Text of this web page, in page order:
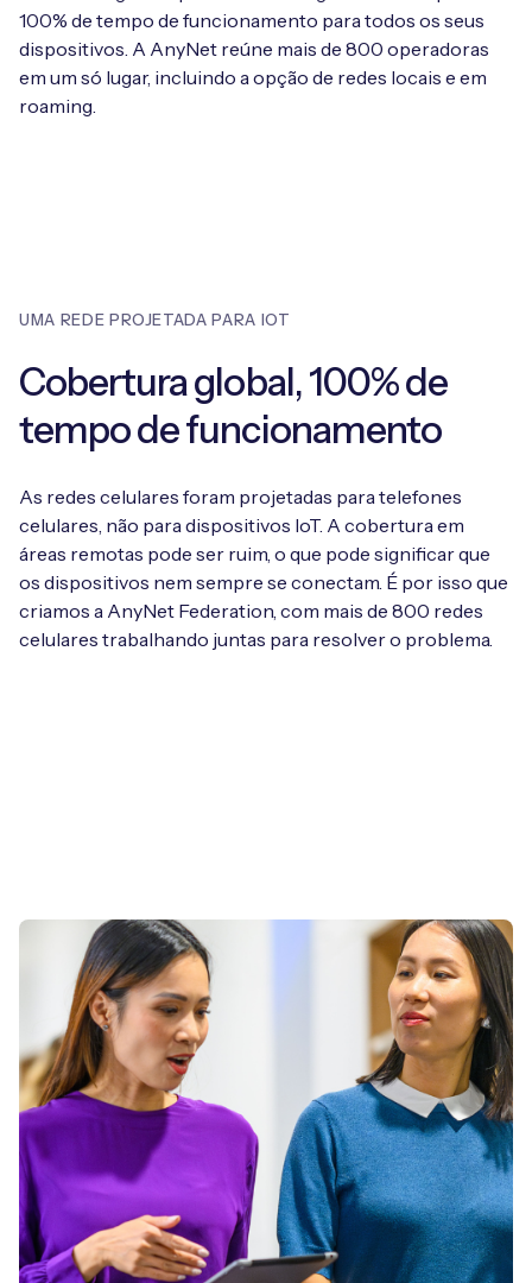
100% de tempo de funcionamento para todos os seus
dispositivos. A AnyNet reúne mais de 800 operadoras
em um só lugar, incluindo a opção de redes locais e em
roaming.
UMA REDE PROJETADA PARA IOT
Cobertura global, 100% de
tempo de funcionamento
As redes celulares foram projetadas para telefones
celulares, não para dispositivos IoT. A cobertura em
áreas remotas pode ser ruim, o que pode significar que
os dispositivos nem sempre se conectam. É por isso que
criamos a AnyNet Federation, com mais de 800 redes
celulares trabalhando juntas para resolver o problema.